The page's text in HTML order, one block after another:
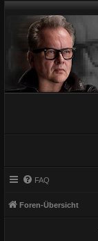
FAQ
Foren-Übersicht